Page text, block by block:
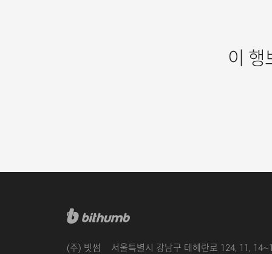
이 행
(주) 빗썸
서울특별시 강남구 테헤란로 124, 11,